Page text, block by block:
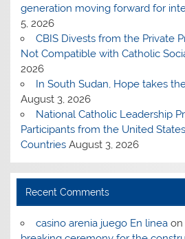
generation moving forward for
5, 2026
CBIS Divests from the Private
Not Compatible with Catholic
2026
In South Sudan, Hope takes
August 3, 2026
National Catholic Leadership
Participants from the United
Countries August 3, 2026
Recent Comments
casino arenia juego En lineaon